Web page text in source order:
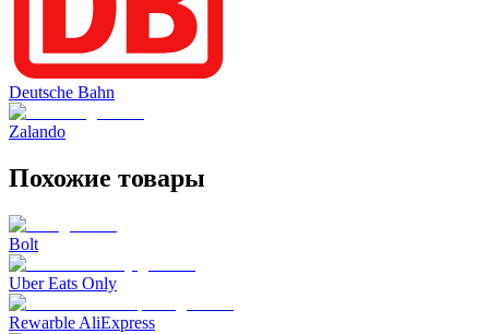
Deutsche Bahn
Zalando
Похожие товары
Bolt
Uber Eats Only
Rewarble AliExpress